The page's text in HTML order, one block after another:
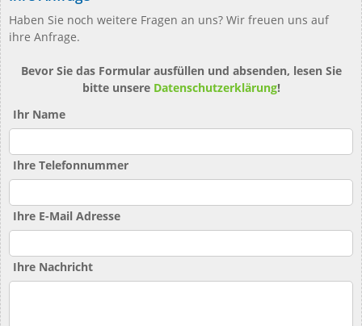
Haben Sie noch weitere Fragen an uns? Wir freuen uns auf
ihre Anfrage.
Bevor Sie das Formular ausfüllen und absenden, lesen Sie
bitte unsere Datenschutzerklärung!
Ihr Name
Ihre Telefonnummer
Ihre E-Mail Adresse
Ihre Nachricht